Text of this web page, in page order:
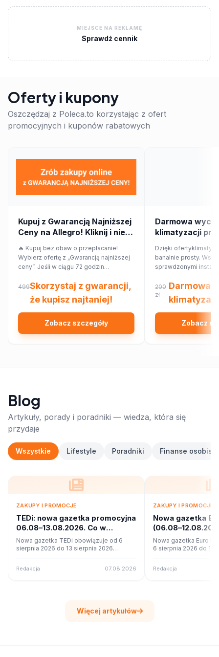
MIEJSCE NA REKLAMĘ
Sprawdź cennik
Oferty i kupony
Oszczędzaj z Poleca.to korzystając z ofert
promocyjnych i kuponów rabatowych
Kupuj z Gwarancją Najniższej
Ceny na Allegro! Kliknij i nie
🔥 Kupuj bez obaw o przepłacanie!
Wybierz ofertę z „Gwarancją najniższej
ceny”. Jeśli w ciągu 72 godzin
innym sklepie, Allegro zwróci Ci 150%
różnicy w cenie w formie kuponu.
Sprawdź!
499Skorzystaj z gwarancji,
że kupisz najtaniej!
Zobacz szczegóły
Darmowa
klimatyzacji
Dzięki
banalnie prosty.
sprawdzonymi
Ciebie wycenę
Twojego domu lub
200
zł
Darmowa
Zobacz
Blog
Artykuły, porady i poradniki — wiedza, która się
przydaje
Wszystkie Lifestyle Poradniki Finanse osobiste
ZAKUPY I PROMOCJE
TEDi: nowa gazetka promocyjna
06.08–13.08.2026. Co w
ofercie?
Nowa gazetka TEDi obowiązuje od 6
sierpnia 2026 do 13 sierpnia 2026.
Redakcja 07.08.2026
ZAKUPY I PROMOCJE
Nowa gazetka
promocje
Nowa gazetka Euro
6 sierpnia 2026 do 12
Redakcja
Więcej artykułów